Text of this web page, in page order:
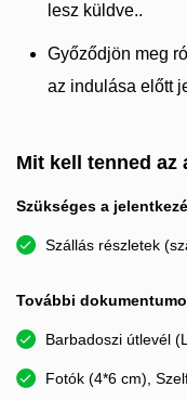
lesz küldve..
Győződjön meg
az indulása előtt
Mit kell tenned az
Szükséges a
Szállás részletek
További
Barbadoszi útlevél
Fotók (4*6 cm),